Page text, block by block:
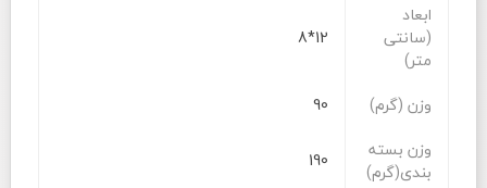
ابعاد
(سانتی
متر)
12*8
وزن (گرم)
90
وزن بسته
بندی(گرم)
190